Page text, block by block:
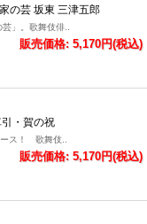
の芸 坂東 三津五郎
」。歌舞伎俳..
販売価格: 5,170円(税込)
・賀の祝
ース！ 歌舞伎..
販売価格: 5,170円(税込)